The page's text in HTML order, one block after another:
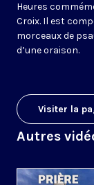
Heures
Croix. Il est
morceaux de
d’une oraison.
Visiter la
Autres